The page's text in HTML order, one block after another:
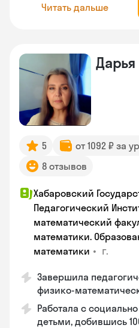
Читать дальше
Дарья
5 от 1092 ₽ за
8 отзывов
Хабаровский
Педагогический
математический
математики.
математики • г.
Завершила
физико-
Работала с
детьми, добившись